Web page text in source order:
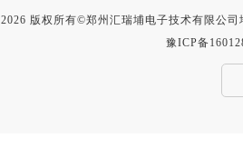
2026 版权所有©郑州汇瑞埔电子技术有限公
豫ICP备